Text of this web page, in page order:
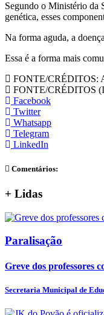
Segundo o Ministério da
genética, esses
Na forma aguda, a
Essa é a forma mais
FONTE/CRÉDITOS:
FONTE/CRÉDITOS
Facebook
Twitter
Whatsapp
Telegram
LinkedIn
Comentários:
+ Lidas
Paralisação
Greve dos professores
Secretaria Municipal de